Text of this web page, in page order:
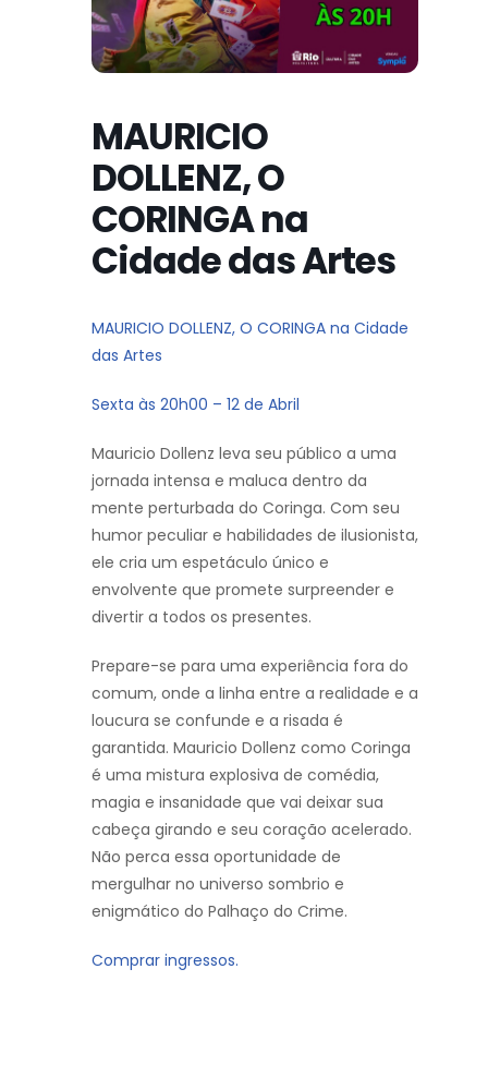
MAURICIO
DOLLENZ, O
CORINGA na
Cidade das Artes
MAURICIO DOLLENZ, O CORINGA na Cidade
das Artes
Sexta às 20h00 – 12 de Abril
Mauricio Dollenz leva seu público a uma
jornada intensa e maluca dentro da
mente perturbada do Coringa. Com seu
humor peculiar e habilidades de ilusionista,
ele cria um espetáculo único e
envolvente que promete surpreender e
divertir a todos os presentes.
Prepare-se para uma experiência fora do
comum, onde a linha entre a realidade e a
loucura se confunde e a risada é
garantida. Mauricio Dollenz como Coringa
é uma mistura explosiva de comédia,
magia e insanidade que vai deixar sua
cabeça girando e seu coração acelerado.
Não perca essa oportunidade de
mergulhar no universo sombrio e
enigmático do Palhaço do Crime.
Comprar ingressos.